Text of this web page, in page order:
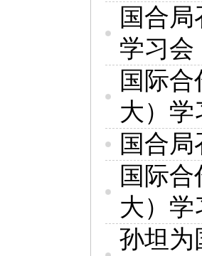
国合
学习会
国际
大）学
国合
国际
大）学
孙坦为